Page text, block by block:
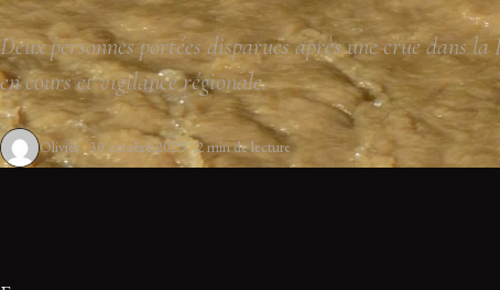
Deux personnes portées disparues après une crue dans la
en cours et vigilance régionale.
Olivier 30 octobre 2025 2 min de lecture